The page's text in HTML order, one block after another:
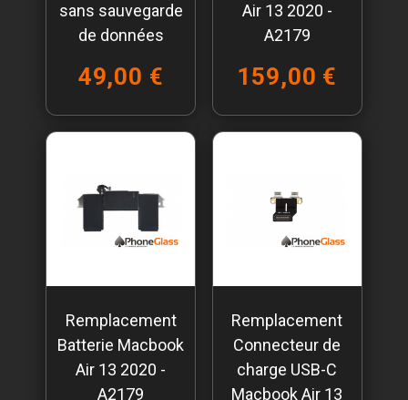
sans sauvegarde
de données
49,00 €
Air 13 2020 -
A2179
159,00 €
Remplacement
Batterie Macbook
Air 13 2020 -
A2179
Remplacement
Connecteur de
charge USB-C
Macbook Air 13